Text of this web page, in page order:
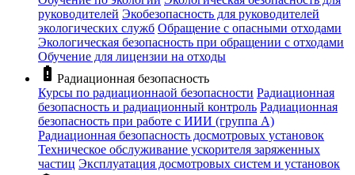
руководителей Экобезопасность для руководителей
экологических служб Обращение с опасными отходами
Экологическая безопасность при обращении с отходами
Обучение для лицензии на отходы
battery_alert Радиационная безопасность
Курсы по радиационнаой безопасности Радиационная
безопасность и радиационный контроль Радиационная
безопасность при работе с ИИИ (группа А)
Радиационная безопасность досмотровых установок
Техническое обслуживание ускорителя заряженных
частиц Эксплуатация досмотровых систем и установок